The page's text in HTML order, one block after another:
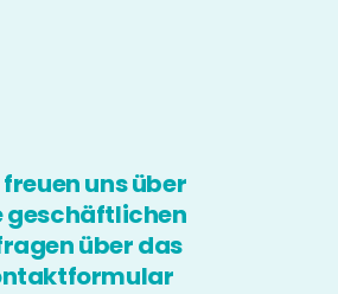
uns über
geschäftlichen
über das